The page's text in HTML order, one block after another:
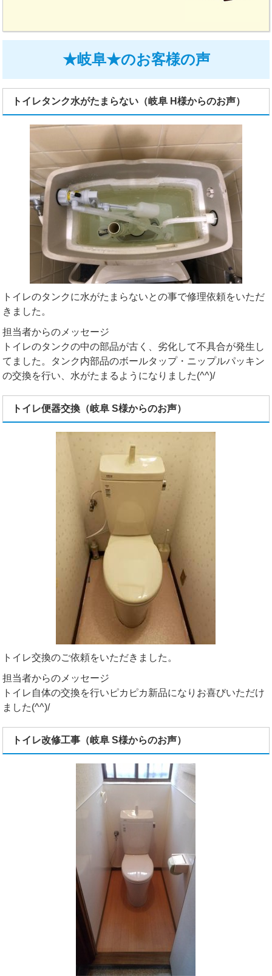
★岐阜★のお客様の声
トイレタンク水がたまらない（岐阜 H様からのお声）
トイレのタンクに水がたまらないとの事で修理依頼をいただ
きました。
担当者からのメッセージ
トイレのタンクの中の部品が古く、劣化して不具合が発生し
てました。タンク内部品のボールタップ・ニップルパッキン
の交換を行い、水がたまるようになりました(^^)/
トイレ便器交換（岐阜 S様からのお声）
トイレ交換のご依頼をいただきました。
担当者からのメッセージ
トイレ自体の交換を行いピカピカ新品になりお喜びいただけ
ました(^^)/
トイレ改修工事（岐阜 S様からのお声）